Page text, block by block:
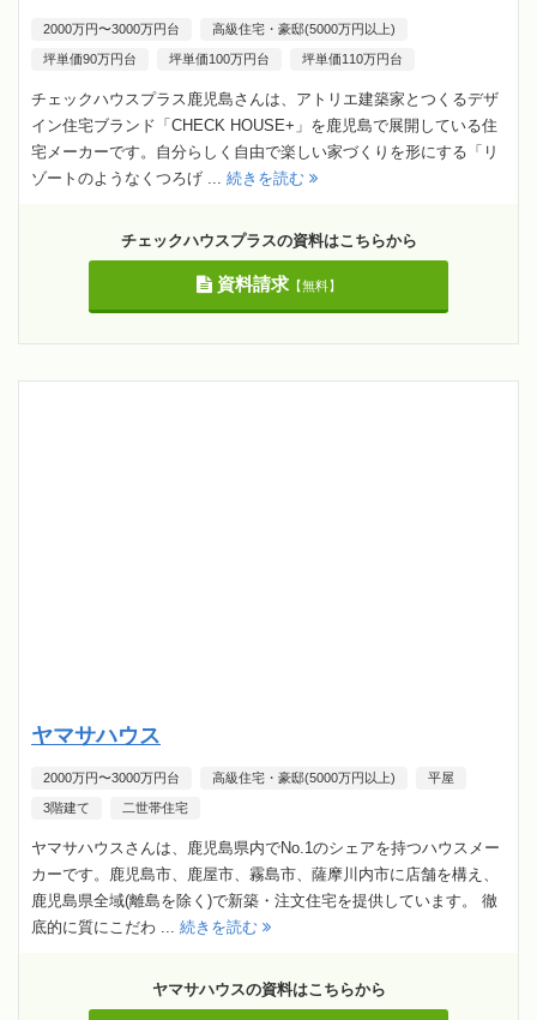
2000万円〜3000万円台 高級住宅・豪邸(5000万円以上)
坪単価90万円台 坪単価100万円台 坪単価110万円台
チェックハウスプラス鹿児島さんは、アトリエ建築家とつくるデザ
イン住宅ブランド「CHECK HOUSE+」を鹿児島で展開している住
宅メーカーです。自分らしく自由で楽しい家づくりを形にする「リ
ゾートのようなくつろげ ... 続きを読む
チェックハウスプラスの資料はこちらから
資料請求【無料】
ヤマサハウス
2000万円〜3000万円台 高級住宅・豪邸(5000万円以上) 平屋
3階建て 二世帯住宅
ヤマサハウスさんは、鹿児島県内でNo.1のシェアを持つハウスメー
カーです。鹿児島市、鹿屋市、霧島市、薩摩川内市に店舗を構え、
鹿児島県全域(離島を除く)で新築・注文住宅を提供しています。 徹
底的に質にこだわ ... 続きを読む
ヤマサハウスの資料はこちらから